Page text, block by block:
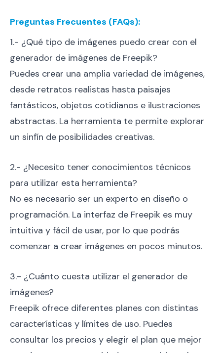
Preguntas Frecuentes (FAQs):
1.- ¿Qué tipo de imágenes puedo crear con el
generador de imágenes de Freepik?
Puedes crear una amplia variedad de imágenes,
desde retratos realistas hasta paisajes
fantásticos, objetos cotidianos e ilustraciones
abstractas. La herramienta te permite explorar
un sinfín de posibilidades creativas.
2.- ¿Necesito tener conocimientos técnicos
para utilizar esta herramienta?
No es necesario ser un experto en diseño o
programación. La interfaz de Freepik es muy
intuitiva y fácil de usar, por lo que podrás
comenzar a crear imágenes en pocos minutos.
3.- ¿Cuánto cuesta utilizar el generador de
imágenes?
Freepik ofrece diferentes planes con distintas
características y límites de uso. Puedes
consultar los precios y elegir el plan que mejor